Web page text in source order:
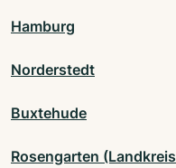
Hamburg
Norderstedt
Buxtehude
Rosengarten (Landkreis